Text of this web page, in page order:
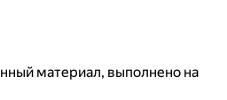
материал, выполнено на